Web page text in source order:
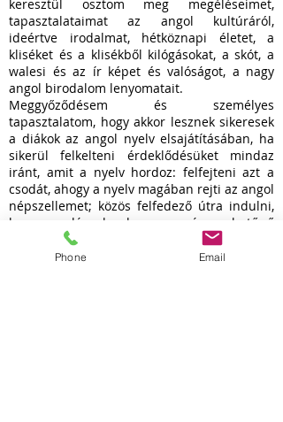
keresztül osztom meg megéléseimet,
tapasztalataimat az angol kultúráról,
ideértve irodalmat, hétköznapi életet, a
kliséket és a klisékből kilógásokat, a skót, a
walesi és az ír képet és valóságot, a nagy
angol birodalom lenyomatait.
Meggyőződésem és személyes
tapasztalatom, hogy akkor lesznek sikeresek
a diákok az angol nyelv elsajátításában, ha
sikerül felkelteni érdeklődésüket mindaz
iránt, amit a nyelv hordoz: felfejteni azt a
csodát, ahogy a nyelv magában rejti az angol
népszellemet; közös felfedező útra indulni,
hogy meglássuk, ahogy a száraznak tűnő
nyelvtani szerkezetekben és a furcsa
szófordulatokban, idiómákban
Phone Email